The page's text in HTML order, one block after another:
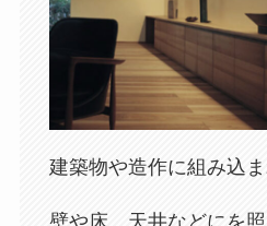
建築物や造作に組み込ま
壁や床、天井などにを